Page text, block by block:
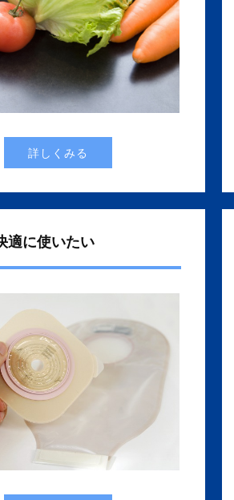
詳しくみる
適に使いたい